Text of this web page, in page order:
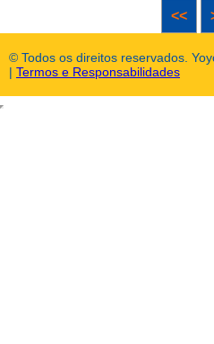
<<
© Todos os direitos reservados.
| Termos e Responsabilidades